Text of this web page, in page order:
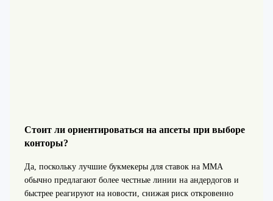
Стоит ли ориентироваться на апсеты при выборе
конторы?
Да, поскольку лучшие букмекеры для ставок на ММА
обычно предлагают более честные линии на андердогов и
быстрее реагируют на новости, снижая риск откровенно